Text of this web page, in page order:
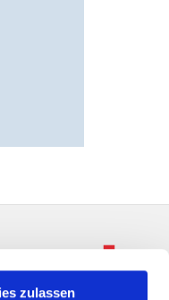
zulassen